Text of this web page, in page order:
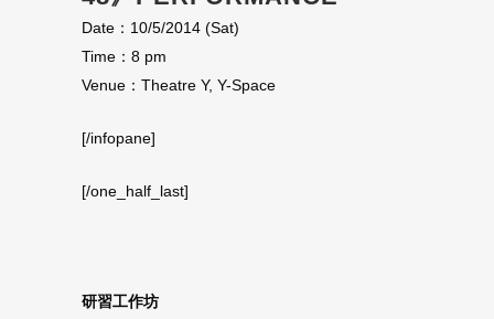
Date：10/5/2014 (Sat)
Time：8 pm
Venue：Theatre Y, Y-Space
[/infopane]
[/one_half_last]
研習工作坊